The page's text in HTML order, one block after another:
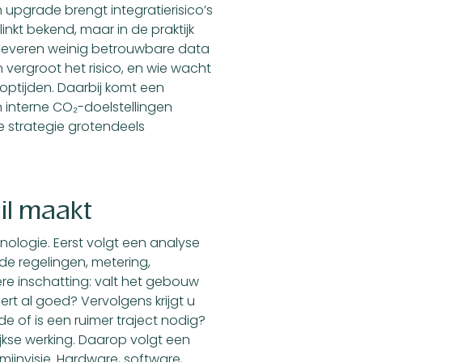
upgrade brengt integratierisico’s
bekend, maar in de praktijk
weinig betrouwbare data
het risico, en wie wacht
Daarbij komt een
interne CO₂-doelstellingen
strategie grotendeels
maakt
Eerst volgt een analyse
regelingen, metering,
inschatting: valt het gebouw
al goed? Vervolgens krijgt u
of is een ruimer traject nodig?
werking. Daarop volgt een